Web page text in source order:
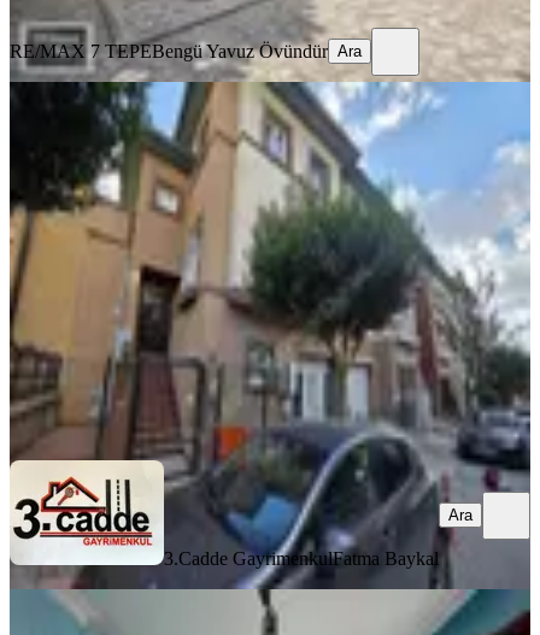
RE/MAX 7 TEPEBengü Yavuz Övündür Ara
SİTE İÇİ
Bahçeşehir Ilgaz Villaları'nda Kiralık
4+2 Villa
İstanbul, Başakşehir
· · 05.08.2026
115.000 ₺
3.Cadde Gayrimenkul Fatma Baykal
3.Cadde GayrimenkulFatma Baykal
Ara
BALKONLU
Mertcan'dan Çarşı Mah 80m2 Bahçe